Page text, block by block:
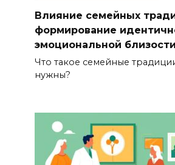
Влияние семейных
формирование
эмоциональной близости
Что такое семейные
нужны?